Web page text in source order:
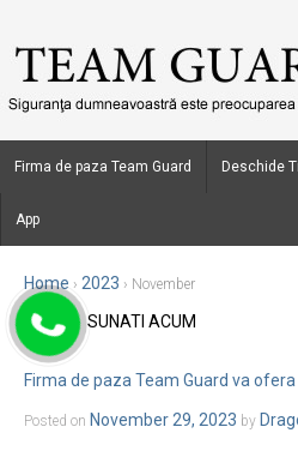
Firma de paza Team Guard Deschide
App
Home › 2023 › November
Monthly Archives:November 2023
Firma de paza Team Guard va
Posted on November 29, 2023 by
SUNATI ACUM